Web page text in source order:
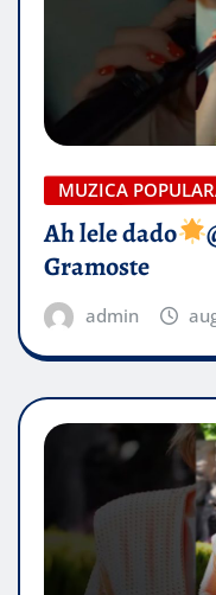
MUZICA
Ah lele dado​
Gramoste
admin